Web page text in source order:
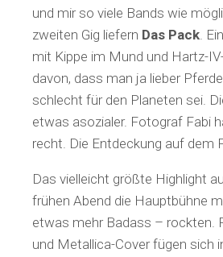
und mir so viele Bands wie
zweiten Gig liefern Das Pack.
mit Kippe im Mund und Hartz-
davon, dass man ja lieber
schlecht für den Planeten sei.
etwas asozialer. Fotograf Fabi
recht. Die Entdeckung auf dem
Das vielleicht größte Highlight
frühen Abend die Hauptbühne
etwas mehr Badass – rockten.
und Metallica-Cover fügen sich